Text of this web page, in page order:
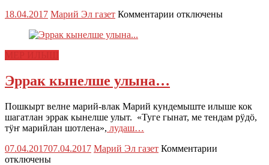
«Йошкар-
ий
майыште
18.04.2017 Марий Эл газет Комментарии котключены
Эррак кынелше улына…
Пошкырт велне марий-влак Марий кундемыште илыше кок
шагатлан эррак кынелше улыт. «Туге гынат, ме тендам рӱдӧ,
тӱҥ марийлан шотлена», лудаш…
07.04.201707.04.2017 Марий Эл газет Комментарии
отключены